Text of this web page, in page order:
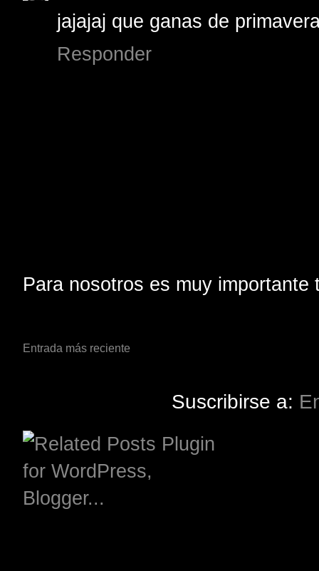
jajajaj que ganas de
Responder
Para nosotros es muy
Entrada más reciente
Suscribirse a: